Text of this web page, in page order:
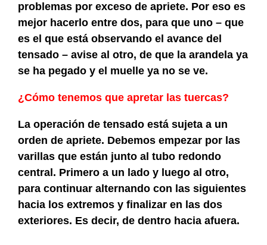
problemas por exceso de apriete. Por eso es
mejor hacerlo entre dos, para que uno – que
es el que está observando el avance del
tensado – avise al otro, de que la arandela ya
se ha pegado y el muelle ya no se ve.
¿Cómo tenemos que apretar las tuercas?
La operación de tensado está sujeta a un
orden de apriete. Debemos empezar por las
varillas que están junto al tubo redondo
central. Primero a un lado y luego al otro,
para continuar alternando con las siguientes
hacia los extremos y finalizar en las dos
exteriores. Es decir, de dentro hacia afuera.